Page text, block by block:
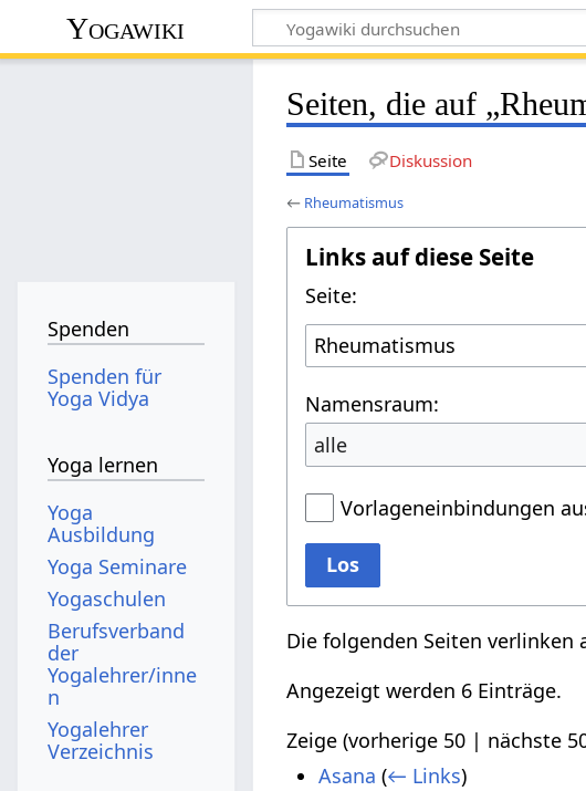
Yogawiki
Seiten, die auf
Seite Diskussion
← Rheumatismus
Links auf diese Seite
Seite:
Namensraum:
alle
Vorlageneinbindungen
Los
Die folgenden Seiten verlinken
Angezeigt werden 6 Einträge.
Zeige (vorherige 50 | nächste
Asana (← Links)
Spenden
Spenden für
Yoga Vidya
Yoga lernen
Yoga
Ausbildung
Yoga Seminare
Yogaschulen
Berufsverband
der
Yogalehrer/inne
n
Yogalehrer
Verzeichnis